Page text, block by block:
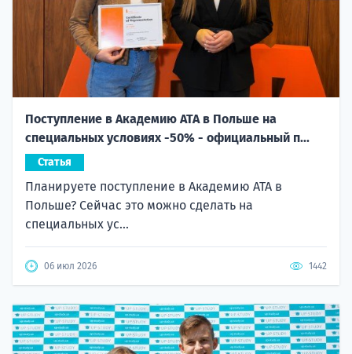
Поступление в Академию ATA в Польше на
специальных условиях -50% - официальный п...
Статья
Планируете поступление в Академию ATA в
Польше? Сейчас это можно сделать на
специальных ус...
06 июл 2026 1442